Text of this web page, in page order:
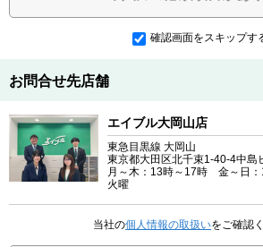
確認画面をスキップす
お問合せ先店舗
エイブル大岡山店
東急目黒線 大岡山
東京都大田区北千束1-40-4中島
月～木：13時～17時 金～日
火曜
当社の個人情報の取扱いをご確認